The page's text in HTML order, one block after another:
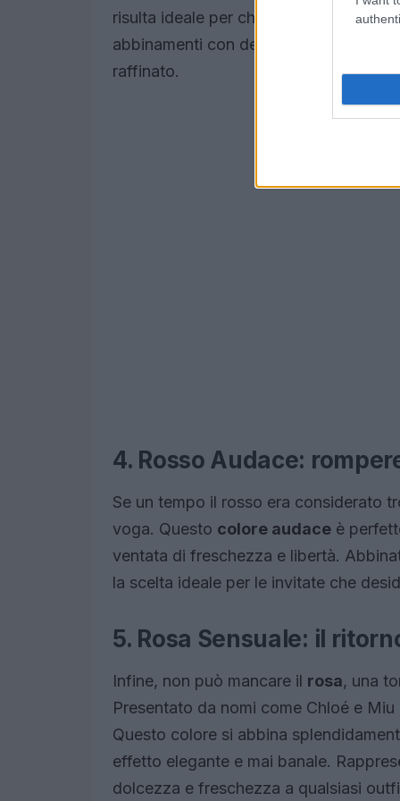
risulta ideale per chi desidera
abbinamenti con dettagli avorio o
raffinato.
4. Rosso Audace:
Se un tempo il rosso era considerato
voga. Questo colore audace è
ventata di freschezza e libertà.
la scelta ideale per le invitate che
5. Rosa Sensuale: il
Infine, non può mancare il rosa, una
Presentato da nomi come Chloé e
Questo colore si abbina
effetto elegante e mai banale.
dolcezza e freschezza a qualsiasi